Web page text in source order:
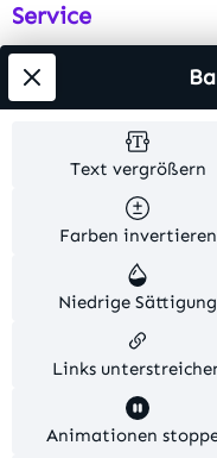
Service
Info
Alle Preise inkl.
Versandkosten
© 2026 MKV24 –
Text vergrößern
Farben invertieren
Niedrige Sättigung
Links
Animationen
Diese Website
Erfahrung bieten